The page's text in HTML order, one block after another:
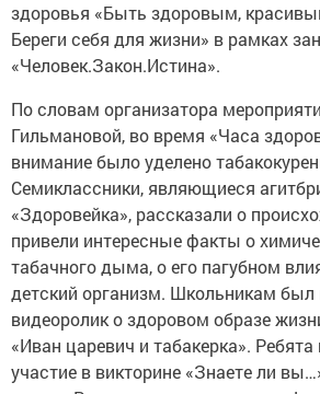
здоровья «Быть здоровым,
Береги себя для жизни» в рамках
«Человек.Закон.Истина».
По словам организатора
Гильмановой, во время «Часа
внимание было уделено
Семиклассники, являющиеся
«Здоровейка», рассказали о
привели интересные факты о
табачного дыма, о его пагубном
детский организм. Школьникам был
видеоролик о здоровом образе
«Иван царевич и табакерка».
участие в викторине «Знаете ли